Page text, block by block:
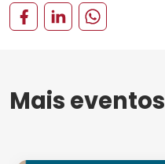
Mais eventos